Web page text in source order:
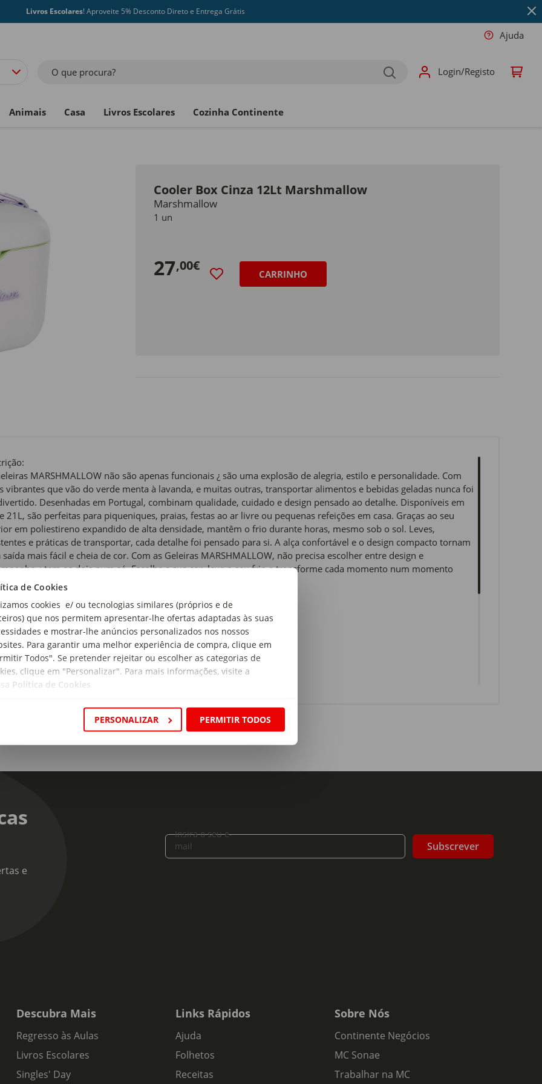
de Cookies
cookies e/ ou tecnologias similares (próprios e de
que nos permitem apresentar-lhe ofertas adaptadas às suas
e mostrar-lhe anúncios personalizados nos nossos
Para garantir uma melhor experiência de compra, clique em
Todos". Se pretender rejeitar ou escolher as categorias de
clique em "Personalizar". Para mais informações, visite a
Política de Cookies
PERSONALIZAR PERMITIR TODOS
Livros Escolares! Aproveite 5% Desconto Direto e Entrega Grátis
Ajuda
O que procura? Login/Registo
Animais Casa Livros Escolares Cozinha Continente
Cooler Box Cinza 12Lt Marshmallow
Marshmallow
1 un
27,00€
CARRINHO
MARSHMALLOW não são apenas funcionais ¿ são uma explosão de alegria, estilo e personalidade. Com
vibrantes que vão do verde menta à lavanda, e muitas outras, transportar alimentos e bebidas geladas nunca foi
Desenhadas em Portugal, combinam qualidade, cuidado e design pensado ao detalhe. Disponíveis em
21L, são perfeitas para piqueniques, praias, festas ao ar livre ou pequenas refeições em casa. Graças ao seu
em poliestireno expandido de alta densidade, mantêm o frio durante horas, mesmo sob o sol. Leves,
e práticas de transportar, cada detalhe foi pensado para si. A alça confortável e o design compacto tornam
saída mais fácil e cheia de cor. Com as Geleiras MARSHMALLOW, não precisa escolher entre design e
¿ tem os dois num só. Escolha a sua cor, leve o seu frio e transforme cada momento num momento
de produto:
Térmicas
e tampa
x Largura x Altura: 25 x 24 x 41 cm
e
Insira o seu e-
mail
Subscrever
Descubra Mais
Regresso às Aulas
Livros Escolares
Singles' Day
Links Rápidos
Ajuda
Folhetos
Receitas
Sobre Nós
Continente Negócios
MC Sonae
Trabalhar na MC